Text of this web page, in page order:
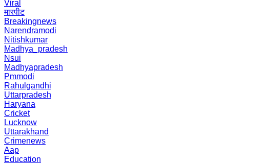
Viral
मारपीट
Breakingnews
Narendramodi
Nitishkumar
Madhya_pradesh
Nsui
Madhyapradesh
Pmmodi
Rahulgandhi
Uttarpradesh
Haryana
Cricket
Lucknow
Uttarakhand
Crimenews
Aap
Education